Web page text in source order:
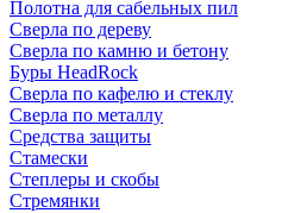
Полотна для сабельных пил
Сверла по дереву
Сверла по камню и бетону
Буры HeadRock
Сверла по кафелю и стеклу
Сверла по металлу
Средства защиты
Стамески
Степлеры и скобы
Стремянки